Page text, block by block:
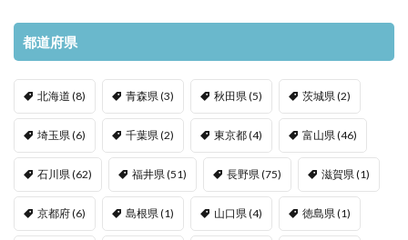
都道府県
北海道 (8) 青森県 (3) 秋田県 (5) 茨城県 (2)
埼玉県 (6) 千葉県 (2) 東京都(4) 富山県 (46)
石川県 (62) 福井県 (51) 長野県 (75) 滋賀県 (1)
京都府(6) 島根県 (1) 山口県 (4) 徳島県 (1)